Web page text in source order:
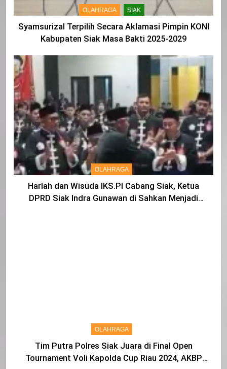
OLAHRAGA SIAK
Syamsurizal Terpilih Secara Aklamasi Pimpin KONI
Kabupaten Siak Masa Bakti 2025-2029
OLAHRAGA
Harlah dan Wisuda IKS.PI Cabang Siak, Ketua
DPRD Siak Indra Gunawan di Sahkan Menjadi
OLAHRAGA
Tim Putra Polres Siak Juara di Final Open
Tournament Voli Kapolda Cup Riau 2024, AKBP